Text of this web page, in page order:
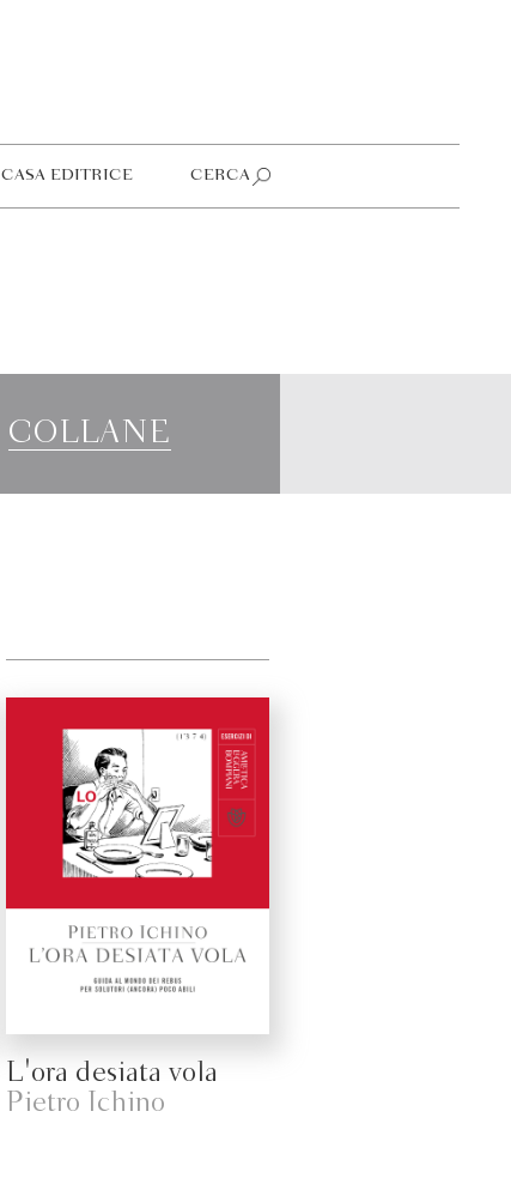
CASA EDITRICE CERCA
COLLANE
L'ora desiata vola
Pietro Ichino